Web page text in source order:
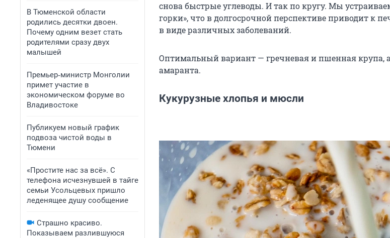
В Тюменской области
родились десятки двоен.
Почему одним везет стать
родителями сразу двух
малышей
Премьер‑министр Монголии
примет участие в
экономическом форуме во
Владивостоке
Публикуем новый график
подвоза чистой воды в
Тюмени
«Простите нас за всё». С
телефона исчезнувшей в тайге
семьи Усольцевых пришло
леденящее душу сообщение
Страшно красиво.
Показываем разлившуюся
снова быстрые углеводы. И так по кругу. Мы
горки», что в долгосрочной перспективе приводит к
в виде различных заболеваний.
Оптимальный вариант — гречневая и пшенная крупа,
амаранта.
Кукурузные хлопья и мюсли